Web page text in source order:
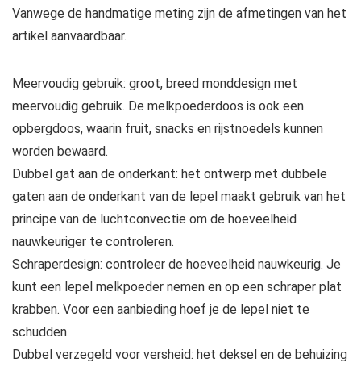
Vanwege de handmatige meting zijn de afmetingen van het
artikel aanvaardbaar.
Meervoudig gebruik: groot, breed monddesign met
meervoudig gebruik. De melkpoederdoos is ook een
opbergdoos, waarin fruit, snacks en rijstnoedels kunnen
worden bewaard.
Dubbel gat aan de onderkant: het ontwerp met dubbele
gaten aan de onderkant van de lepel maakt gebruik van het
principe van de luchtconvectie om de hoeveelheid
nauwkeuriger te controleren.
Schraperdesign: controleer de hoeveelheid nauwkeurig. Je
kunt een lepel melkpoeder nemen en op een schraper plat
krabben. Voor een aanbieding hoef je de lepel niet te
schudden.
Dubbel verzegeld voor versheid: het deksel en de behuizing